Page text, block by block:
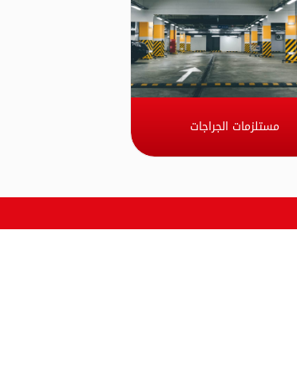
مستلزمات الجراجات